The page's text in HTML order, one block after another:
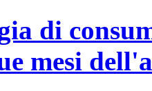
di
mesi